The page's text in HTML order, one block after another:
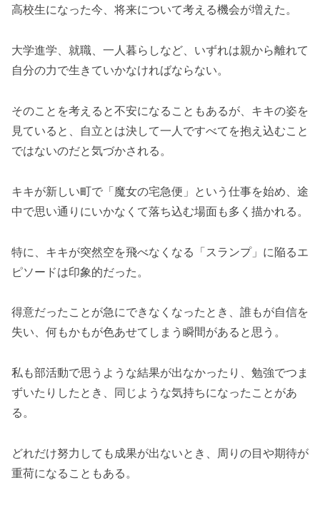
高校生になった今、将来について考える機会が増えた。
大学進学、就職、一人暮らしなど、いずれは親から離れて
自分の力で生きていかなければならない。
そのことを考えると不安になることもあるが、キキの姿を
見ていると、自立とは決して一人ですべてを抱え込むこと
ではないのだと気づかされる。
キキが新しい町で「魔女の宅急便」という仕事を始め、途
中で思い通りにいかなくて落ち込む場面も多く描かれる。
特に、キキが突然空を飛べなくなる「スランプ」に陥るエ
ピソードは印象的だった。
得意だったことが急にできなくなったとき、誰もが自信を
失い、何もかもが色あせてしまう瞬間があると思う。
私も部活動で思うような結果が出なかったり、勉強でつま
ずいたりしたとき、同じような気持ちになったことがあ
る。
どれだけ努力しても成果が出ないとき、周りの目や期待が
重荷になることもある。